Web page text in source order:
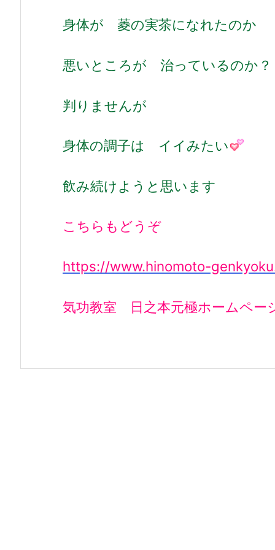
身体が 菱の実茶になれたのか
悪いところが 治っているのか？
判りませんが
身体の調子は イイみたい
飲み続けようと思います
こちらもどうぞ
https://www.hinomoto-
気功教室 日之本元極ホームペー